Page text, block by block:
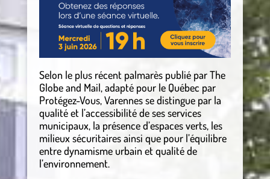
Selon le plus récent palmarès publié par The
Globe and Mail, adapté pour le Québec par
Protégez-Vous, Varennes se distingue par la
qualité et l’accessibilité de ses services
municipaux, la présence d’espaces verts, les
milieux sécuritaires ainsi que pour l’équilibre
entre dynamisme urbain et qualité de
l’environnement.